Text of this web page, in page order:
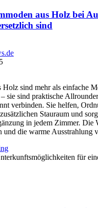
aus Holz bei
sind
Holz sind mehr als einfache
sie sind praktische
verbinden. Sie helfen,
Stauraum und
in jedem Zimmer. Die
und die warme Ausstrahlung